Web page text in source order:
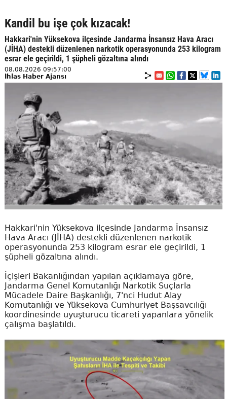
Kandil bu işe çok kızacak!
Hakkari'nin Yüksekova ilçesinde Jandarma İnsansız Hava Aracı
(JİHA) destekli düzenlenen narkotik operasyonunda 253 kilogram
esrar ele geçirildi, 1 şüpheli gözaltına alındı
08.08.2026 09:57:00
İhlas Haber Ajansı
Hakkari'nin Yüksekova ilçesinde Jandarma İnsansız
Hava Aracı (JİHA) destekli düzenlenen narkotik
operasyonunda 253 kilogram esrar ele geçirildi, 1
şüpheli gözaltına alındı.
İçişleri Bakanlığından yapılan açıklamaya göre,
Jandarma Genel Komutanlığı Narkotik Suçlarla
Mücadele Daire Başkanlığı, 7'nci Hudut Alay
Komutanlığı ve Yüksekova Cumhuriyet Başsavcılığı
koordinesinde uyuşturucu ticareti yapanlara yönelik
çalışma başlatıldı.